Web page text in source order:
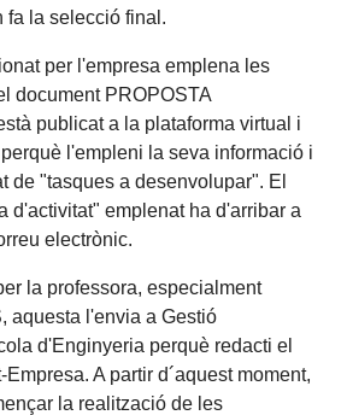
fa la selecció final.
per l'empresa emplena les
document PROPOSTA
publicat a la plataforma virtual i
l'empleni la seva informació i
de "tasques a desenvolupar". El
d'activitat" emplenat ha d'arribar a
electrònic.
la professora, especialment
aquesta l'envia a Gestió
d'Enginyeria perquè redacti el
A partir d´aquest moment,
la realització de les